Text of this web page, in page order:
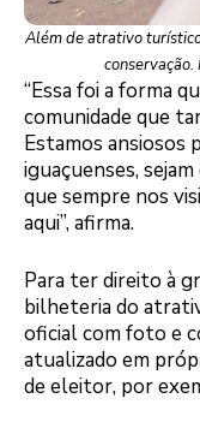
Além de atrativo
“Essa foi a forma
comunidade que
Estamos ansiosos
iguaçuenses,
que sempre nos
aqui”, afirma.
Para ter direito à
bilheteria do
oficial com foto e
atualizado em
de eleitor, por